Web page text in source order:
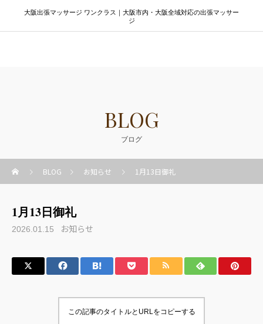
大阪出張マッサージ ワンクラス｜大阪市内・大阪全域対応の出張マッサー
ジ
BLOG
ブログ
BLOG お知らせ 1月13日御礼
1月13日御礼
2026.01.15 お知らせ
この記事のタイトルとURLをコピーする